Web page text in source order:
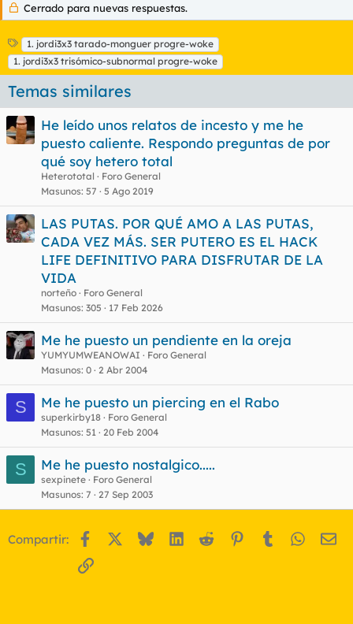
Cerrado para nuevas respuestas.
E
t
i
u
e
t
a
1. jordi3x3 tarado-monguer progre-woke
1. jordi3x3 trisómico-subnormal progre-woke
Temas similares
He leído unos relatos de incesto y me he
puesto caliente. Respondo preguntas de por
qué soy hetero total
Heterototal
Foro General
Masunos 57 5 Ago 2019
LAS PUTAS. POR QUÉ AMO A LAS PUTAS,
CADA VEZ MÁS. SER PUTERO ES EL HACK
LIFE DEFINITIVO PARA DISFRUTAR DE LA
VIDA
norteño
Foro General
Masunos 305 17 Feb 2026
Me he puesto un pendiente en la oreja
YUMYUMWEANOWAI
Foro General
Masunos 0 2 Abr 2004
S Me he puesto un piercing en el Rabo
superkirby18
Foro General
Masunos 51 20 Feb 2004
S Me he puesto nostalgico.....
sexpinete
Foro General
Masunos 7 27 Sep 2003
Compartir: Facebook BlueskyLinkedIn
Reddit Pinterest
Tumblr
Enlace